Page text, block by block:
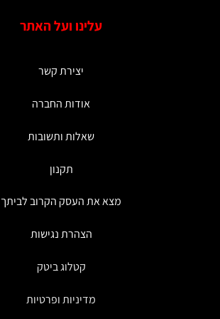
עלינו ועל האתר
יצירת קשר
אודות החברה
שאלות ותשובות
תקנון
מצא את העסק הקרוב לביתך
הצהרת נגישות
קטלוג ביטק
מדיניות ופרטיות